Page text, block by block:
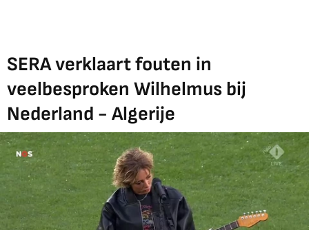
SERA verklaart fouten in
veelbesproken Wilhelmus bij
Nederland - Algerije